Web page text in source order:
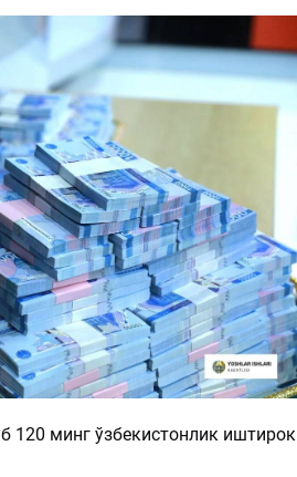
минг ўзбекистонлик иштирок